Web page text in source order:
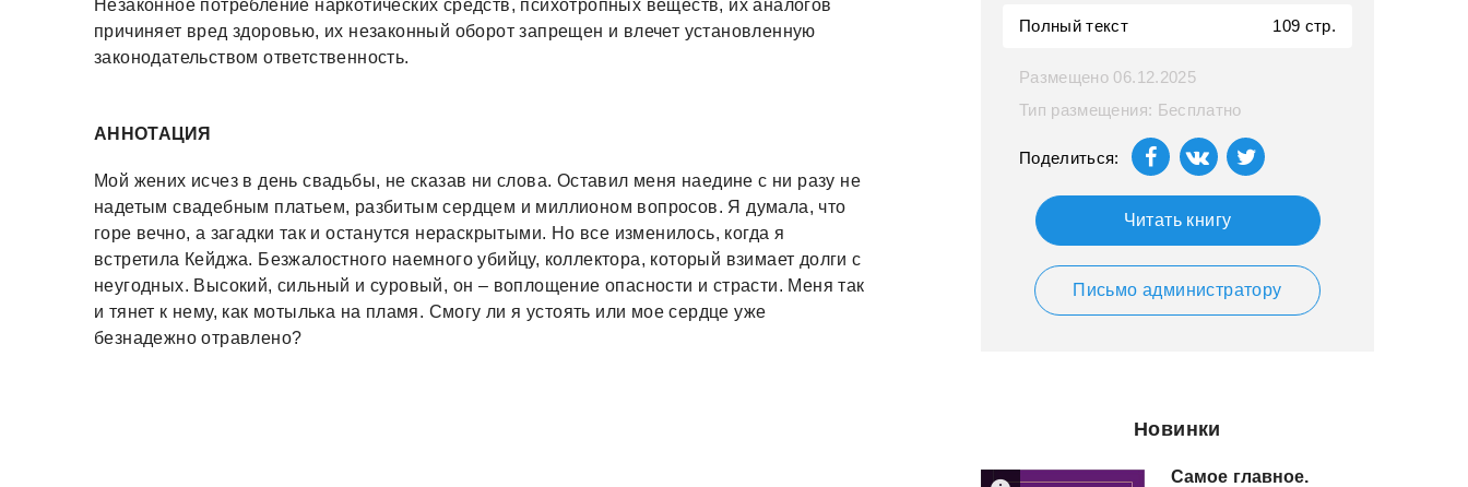
Незаконное потребление наркотических средств, психотропных веществ, их аналогов
причиняет вред здоровью, их незаконный оборот запрещен и влечет установленную
законодательством ответственность.
АННОТАЦИЯ
Мой жених исчез в день свадьбы, не сказав ни слова. Оставил меня наедине с ни разу не
надетым свадебным платьем, разбитым сердцем и миллионом вопросов. Я думала, что
горе вечно, а загадки так и останутся нераскрытыми. Но все изменилось, когда я
встретила Кейджа. Безжалостного наемного убийцу, коллектора, который взимает долги с
неугодных. Высокий, сильный и суровый, он – воплощение опасности и страсти. Меня так
и тянет к нему, как мотылька на пламя. Смогу ли я устоять или мое сердце уже
безнадежно отравлено?
Полный текст 109 стр.
Размещено 06.12.2025
Тип размещения: Бесплатно
Поделиться:
Читать книгу
Письмо администратору
Новинки
Самое главное.